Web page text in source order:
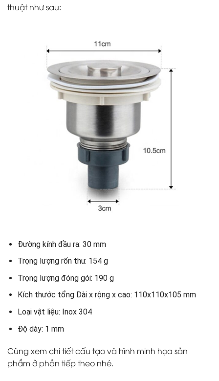
thuật như sau:
Đường kính đầu ra: 30 mm
Trọng lượng rốn thu: 154 g
Trọng lượng đóng gói: 190 g
Kích thước tổng Dài x rộng x cao: 110x110x105 mm
Loại vật liệu: Inox 304
Độ dày: 1 mm
Cùng xem chi tiết cấu tạo và hình minh họa sản
phẩm ở phần tiếp theo nhé.